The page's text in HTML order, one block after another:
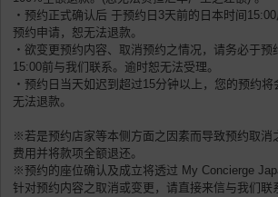
・预约正式确认后 于预约日3天前的日本时间
预约申请，恕无法退款。
・欲变更预约内容、取消预约之情况，请务必于预
15:00前与我们联系。逾时恕无法受理。
・预约日当天如迟到超过15分钟以上，您的预约将
无法退款。
※若是预约店家等本侧方面之因素而导致预约取消
费用并将款项全额退还。
※预约的座位确认及成立将透过 My Concierge
针对预约内容之取消或变更，请直接来信与我们联